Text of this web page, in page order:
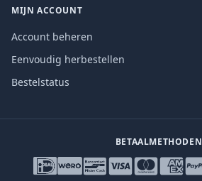
MIJN ACCOUNT
Account beheren
Eenvoudig herbestellen
Bestelstatus
BETAALMETHODEN